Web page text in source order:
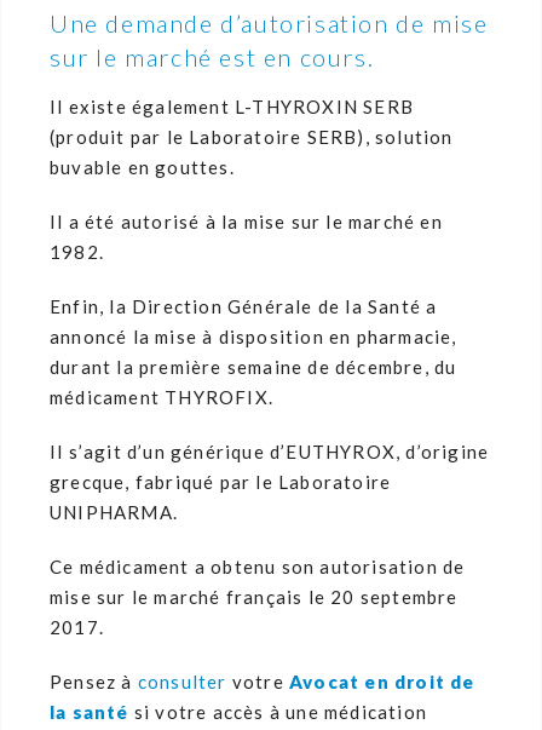
Une demande d’autorisation de mise
sur le marché est en cours.
Il existe également L-THYROXIN SERB
(produit par le Laboratoire SERB), solution
buvable en gouttes.
Il a été autorisé à la mise sur le marché en
1982.
Enfin, la Direction Générale de la Santé a
annoncé la mise à disposition en pharmacie,
durant la première semaine de décembre, du
médicament THYROFIX.
Il s’agit d’un générique d’EUTHYROX, d’origine
grecque, fabriqué par le Laboratoire
UNIPHARMA.
Ce médicament a obtenu son autorisation de
mise sur le marché français le 20 septembre
2017.
Pensez à consulter votreAvocat en droit de
la santé si votre accès à une médication